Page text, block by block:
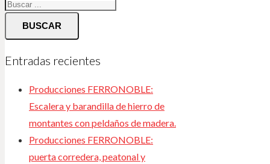
BUSCAR
Entradas recientes
Producciones FERRONOBLE:
Escalera y barandilla de hierro de
montantes con peldaños de madera.
Producciones FERRONOBLE:
puerta corredera, peatonal y